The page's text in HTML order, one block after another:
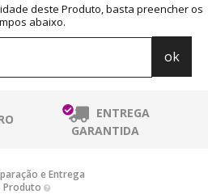
deste Produto, basta preencher os
abaixo.
ENTREGA
GARANTIDA
e Entrega
Produto